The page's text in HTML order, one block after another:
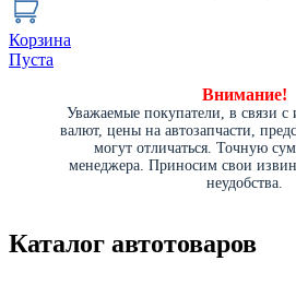
Корзина
Пуста
Внимание!
Уважаемые покупатели, в связи с
валют, цены на автозапчасти,
могут отличаться. Точную
менеджера. Приносим свои
неудобства.
Каталог автотоваров